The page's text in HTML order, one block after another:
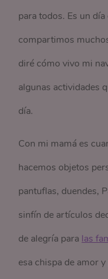
para todos. Es un
compartimos
diré cómo vivo mi
algunas actividades
día.
Con mi mamá es
hacemos objetos
pantuflas, duendes,
sinfín de artículos
de alegría para las
esa chispa de amor